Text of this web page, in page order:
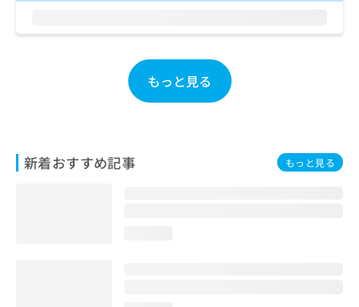
もっと見る
新着おすすめ記事 もっと見る
ら